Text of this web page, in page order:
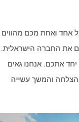
אחד ואחת מכם מהווים
את החברה הישראלית.
אתכם. אנחנו גאים
והמשך עשייה